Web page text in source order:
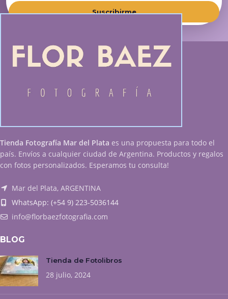
Suscribirme
Tienda Fotografía Mar del Plata es una propuesta para todo el
país. Envíos a cualquier ciudad de Argentina. Productos y regalos
con fotos personalizados. Esperamos tu consulta!
Mar del Plata, ARGENTINA
WhatsApp: (+54 9) 223-5036144
info@florbaezfotografia.com
BLOG
Tienda de Fotolibros
28 julio, 2024